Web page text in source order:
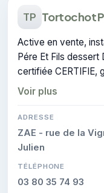
TP Tortochot
Active en vente,
Pére Et Fils dessert
certifiée CERTIFIE,
interventions
Voir plus
ADRESSE
ZAE - rue de la
Julien
TÉLÉPHONE
03 80 35 74 93